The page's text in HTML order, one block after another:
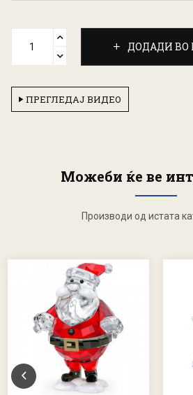
ДОДАДИ
ПРЕГЛЕДАЈ ВИДЕО
Можеби ќе ве
Производи од истата